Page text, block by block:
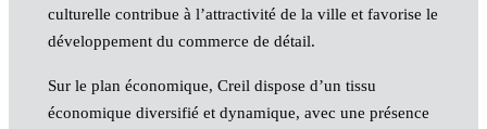
culturelle contribue à l’attractivité de la ville et favorise le
développement du commerce de détail.
Sur le plan économique, Creil dispose d’un tissu
économique diversifié et dynamique, avec une présence